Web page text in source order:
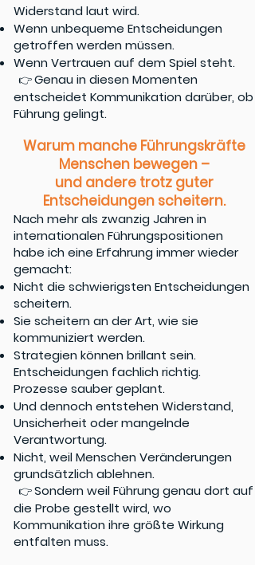
Widerstand laut wird.
Wenn unbequeme Entscheidungen
getroffen werden müssen.
Wenn Vertrauen auf dem Spiel steht.
👉Genau in diesen Momenten
entscheidet Kommunikation darüber, ob
Führung gelingt.
Warum manche Führungskräfte
Menschen bewegen –
und andere trotz guter
Entscheidungen scheitern.
Nach mehr als zwanzig Jahren in
internationalen Führungspositionen
habe ich eine Erfahrung immer wieder
gemacht:
Nicht die schwierigsten Entscheidungen
scheitern.
Sie scheitern an der Art, wie sie
kommuniziert werden.
Strategien können brillant sein.
Entscheidungen fachlich richtig.
Prozesse sauber geplant.
Und dennoch entstehen Widerstand,
Unsicherheit oder mangelnde
Verantwortung.
Nicht, weil Menschen Veränderungen
grundsätzlich ablehnen.
👉Sondern weil Führung genau dort auf
die Probe gestellt wird, wo
Kommunikation ihre größte Wirkung
entfalten muss.